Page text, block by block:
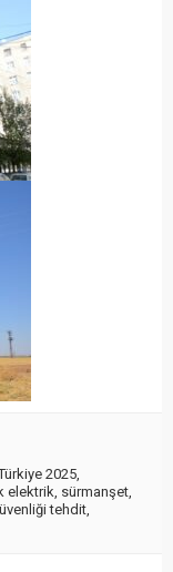
2025
elektrik sürmanşet
tehdit